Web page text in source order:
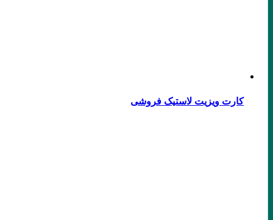
کارت ویزیت لاستیک فروشی